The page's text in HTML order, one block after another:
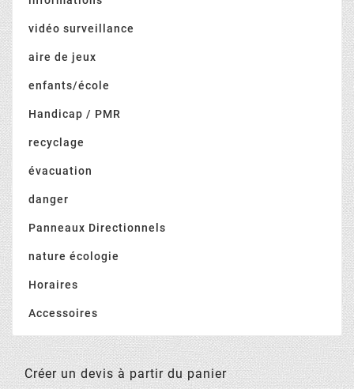
vidéo surveillance
aire de jeux
enfants/école
Handicap / PMR
recyclage
évacuation
danger
Panneaux Directionnels
nature écologie
Horaires
Accessoires
Créer un devis à partir du panier